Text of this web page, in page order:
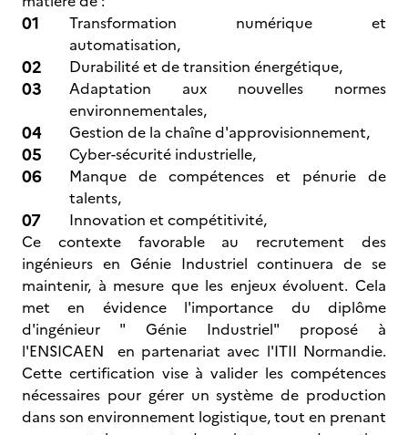
Transformation numérique et
automatisation,
Durabilité et de transition énergétique,
Adaptation aux nouvelles normes
environnementales,
Gestion de la chaîne d'approvisionnement,
Cyber-sécurité industrielle,
Manque de compétences et pénurie de
talents,
Innovation et compétitivité,
Ce contexte favorable au recrutement des
ingénieurs en Génie Industriel continuera de se
maintenir, à mesure que les enjeux évoluent. Cela
met en évidence l'importance du diplôme
d'ingénieur " Génie Industriel" proposé à
l'ENSICAEN en partenariat avec l'ITII Normandie.
Cette certification vise à valider les compétences
nécessaires pour gérer un système de production
dans son environnement logistique, tout en prenant